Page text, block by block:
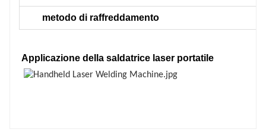
metodo di raffreddamento
Applicazione della saldatrice laser portatile